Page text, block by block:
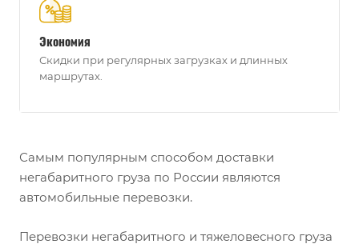
Экономия
Скидки при регулярных загрузках и длинных
маршрутах.
Самым популярным способом доставки
негабаритного груза по России являются
автомобильные перевозки.
Перевозки негабаритного и тяжеловесного груза